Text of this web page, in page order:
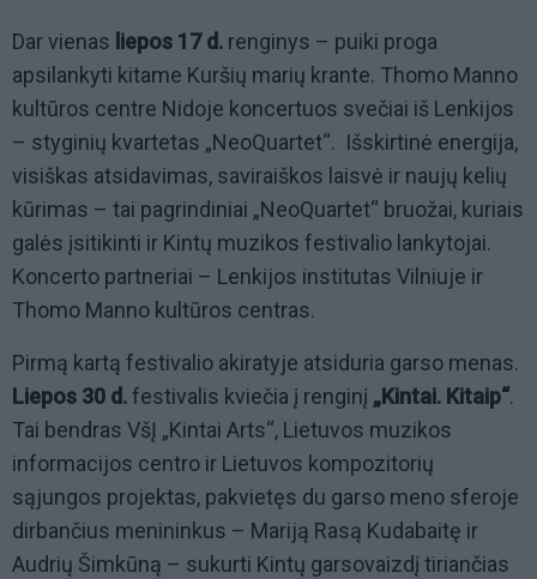
Dar vienas liepos 17 d. renginys – puiki proga
apsilankyti kitame Kuršių marių krante. Thomo Manno
kultūros centre Nidoje koncertuos svečiai iš Lenkijos
– styginių kvartetas „NeoQuartet“. Išskirtinė energija,
visiškas atsidavimas, saviraiškos laisvė ir naujų kelių
kūrimas – tai pagrindiniai „NeoQuartet“ bruožai, kuriais
galės įsitikinti ir Kintų muzikos festivalio lankytojai.
Koncerto partneriai – Lenkijos institutas Vilniuje ir
Thomo Manno kultūros centras.
Pirmą kartą festivalio akiratyje atsiduria garso menas.
Liepos 30 d.festivalis kviečia į renginį „Kintai. Kitaip“.
Tai bendras VšĮ „Kintai Arts“, Lietuvos muzikos
informacijos centro ir Lietuvos kompozitorių
sąjungos projektas, pakvietęs du garso meno sferoje
dirbančius menininkus – Mariją Rasą Kudabaitę ir
Audrių Šimkūną – sukurti Kintų garsovaizdį tiriančias